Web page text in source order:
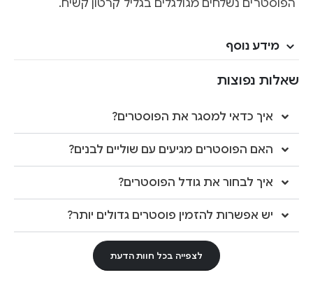
הפוסטרים נשלחים מגולגלים בגליל קרטון קשיח.
מידע נוסף
שאלות נפוצות
איך כדאי למסגר את הפוסטרים?
האם הפוסטרים מגיעים עם שוליים לבנים?
איך לבחור את גודל הפוסטרים?
יש אפשרות להזמין פוסטרים גדולים יותר?
לצפייה בכל חוות הדעת